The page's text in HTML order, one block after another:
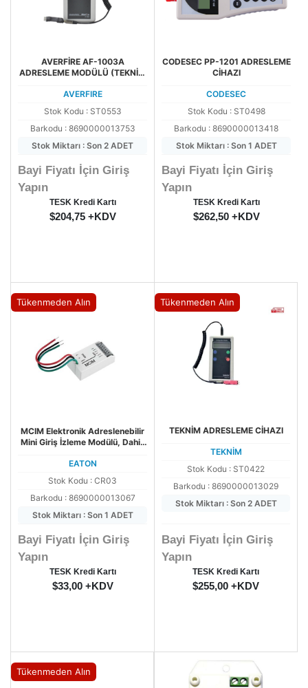
AVERFİRE AF-1003A
ADRESLEME MODÜLÜ (TEKNİM
1801
AVERFIRE
Stok Kodu : ST0553
Barkodu : 8690000013753
Stok Miktarı : Son 2 ADET
Bayi Fiyatı İçin Giriş
Yapın
TESK Kredi Kartı
$204,75 +KDV
CODESEC PP-1201 ADRESLEME
CİHAZI
CODESEC
Stok Kodu : ST0498
Barkodu : 8690000013418
Stok Miktarı : Son 1 ADET
Bayi Fiyatı İçin Giriş
Yapın
TESK Kredi Kartı
$262,50 +KDV
Tükenmeden Alın
MCIM Elektronik Adreslenebilir
Mini Giriş İzleme Modülü, Dahili
EATON
Stok Kodu : CR03
Barkodu : 8690000013067
Stok Miktarı : Son 1 ADET
Bayi Fiyatı İçin Giriş
Yapın
TESK Kredi Kartı
$33,00 +KDV
Tükenmeden Alın
TEKNİM ADRESLEME CİHAZI
TEKNİM
Stok Kodu : ST0422
Barkodu : 8690000013029
Stok Miktarı : Son 2 ADET
Bayi Fiyatı İçin Giriş
Yapın
TESK Kredi Kartı
$255,00 +KDV
Tükenmeden Alın